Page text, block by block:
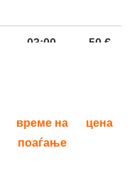
03;00 50 €
65 €
време на
поаѓање
цена